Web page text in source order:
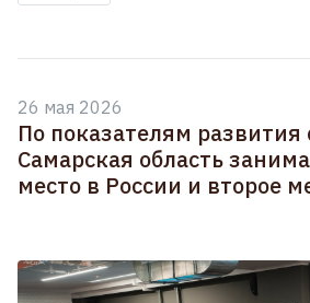
26 мая 2026
По показателям
Самарская область
место в России и второе